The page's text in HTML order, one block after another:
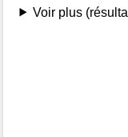
Voir plus